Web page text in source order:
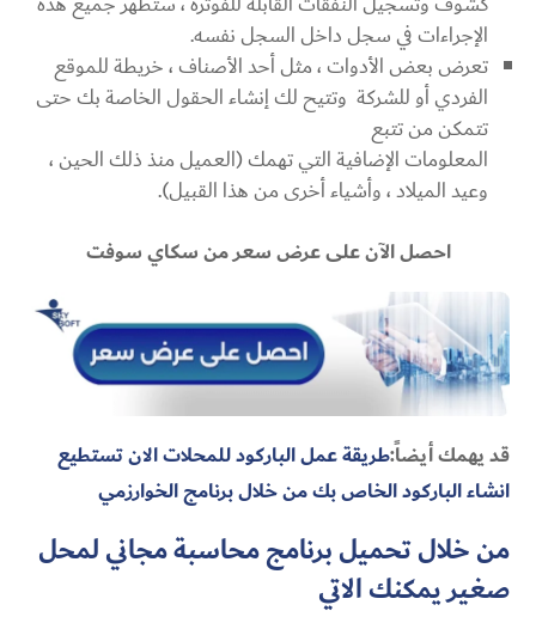
الإجراءات في سجل داخل السجل نفسه.
تعرض بعض الأدوات ، مثل أحد الأصناف ، خريطة للموقع
الفردي أو للشركة وتتيح لك إنشاء الحقول الخاصة بك حتى
تتمكن من تتبع
المعلومات الإضافية التي تهمك (العميل منذ ذلك الحين ،
وعيد الميلاد ، وأشياء أخرى من هذا القبيل).
احصل الآن على عرض سعر من سكاي سوفت
قد يهمك أيضاً:طريقة عمل الباركود للمحلات الان تستطيع
انشاء الباركود الخاص بك من خلال برنامج الخوارزمي
من خلال تحميل برنامج محاسبة مجاني لمحل
صغير يمكنك الاتي